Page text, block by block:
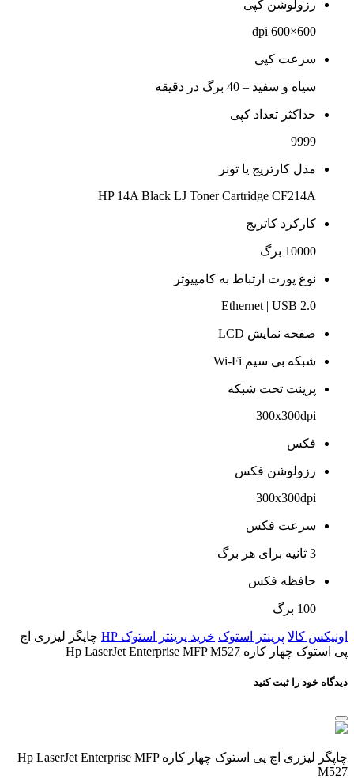
رزولوشن کپی
600×600 dpi
سرعت کپی
سیاه و سفید – 40 برگ در دقیقه
حداکثر تعداد کپی
9999
مدل کارتریج یا تونر
HP 14A Black LJ Toner Cartridge CF214A
کارکرد کاتریج
10000 برگ
نوع پورت ارتباط به کامپیوتر
Ethernet | USB 2.0
صفحه نمایش LCD
شبکه بی سیم Wi-Fi
پرینت تحت شبکه
300x300dpi
فکس
رزولوشن فکس
300x300dpi
سرعت فکس
3 ثانیه برای هر برگ
حافظه فکس
100 برگ
اونیکس کالا پرینتر استوک خرید پرینتر استوک HP
چاپگر لیزری اچ
پی استوک چهار کاره Hp LaserJet Enterprise MFP M527
دیدگاه خود را ثبت کنید
چاپگر لیزری اچ پی استوک چهار کاره Hp LaserJet Enterprise MFP
M527